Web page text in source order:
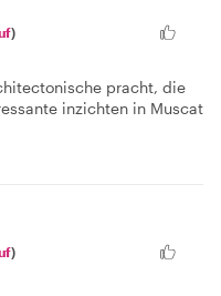
)
pracht, die
inzichten in Muscat
)